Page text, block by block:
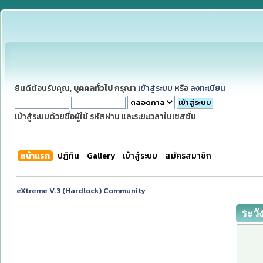
ยินดีต้อนรับคุณ, บุคคลทั่วไปกรุณา เข้าสู่ระบบ หรือ ลงทะเบียน
เข้าสู่ระบบด้วยชื่อผู้ใช้ รหัสผ่าน และระยะเวลาในเซสชั่น
หน้าแรก ปฏิทิน Gallery เข้าสู่ระบบ สมัครสมาชิก
eXtreme V.3 (Hardlock) Community
ระวั